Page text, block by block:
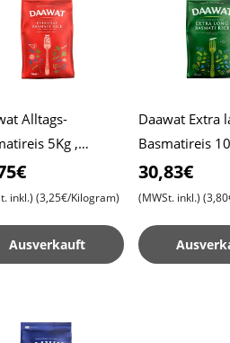
Alltags-
5Kg ,
Normaler Reis
inkl.) (3,25€/Kilogram)
Ausverkauft
Daawat Extra
Basmatireis
Daawat Reis ,
, Biryani-Reis
30,83€
(MWSt. inkl.)